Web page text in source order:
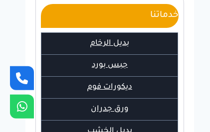
خدماتنا
بديل الرخام
جبس بورد
ديكورات فوم
ورق جدران